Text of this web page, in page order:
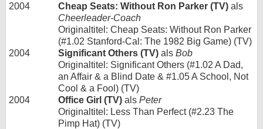
2004
Cheap Seats: Without Ron Parker (TV) als
Cheerleader-Coach
Originaltitel: Cheap Seats: Without Ron Parker
(#1.02 Stanford-Cal: The 1982 Big Game) (TV)
2004
Significant Others (TV) als Bob
Originaltitel: Significant Others (#1.02 A Dad,
an Affair & a Blind Date & #1.05 A School, Not
Cool & a Fool) (TV)
2004
Office Girl (TV) als Peter
Originaltitel: Less Than Perfect (#2.23 The
Pimp Hat) (TV)